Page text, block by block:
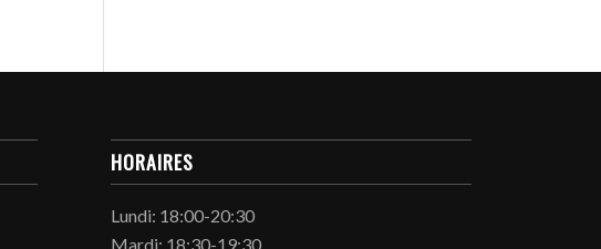
HORAIRES
Lundi: 18:00-20:30
Mardi: 18:30-19:30